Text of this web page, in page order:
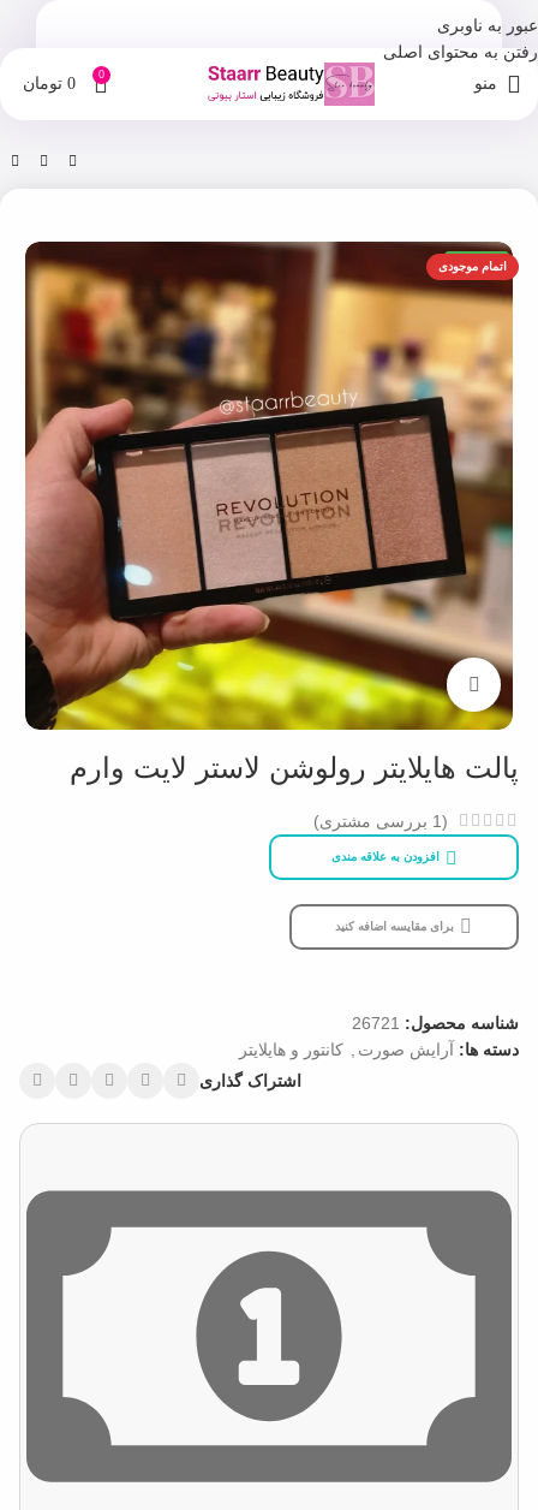
عبور به ناوبری
رفتن به محتوای اصلی
منو 0
0 تومان
فروشگاه آرایش صورت
اتمام موجودی
اورجینال
بزرگنمایی تصویر
پالت هایلایتر رولوشن لاستر لایت وارم
(
1 بررسی مشتری)
افزودن به علاقه مندی
برای مقایسه اضافه کنید
شناسه محصول: 26721
دسته ها: آرایش صورت
کانتور و هایلایتر
اشتراک گذاری